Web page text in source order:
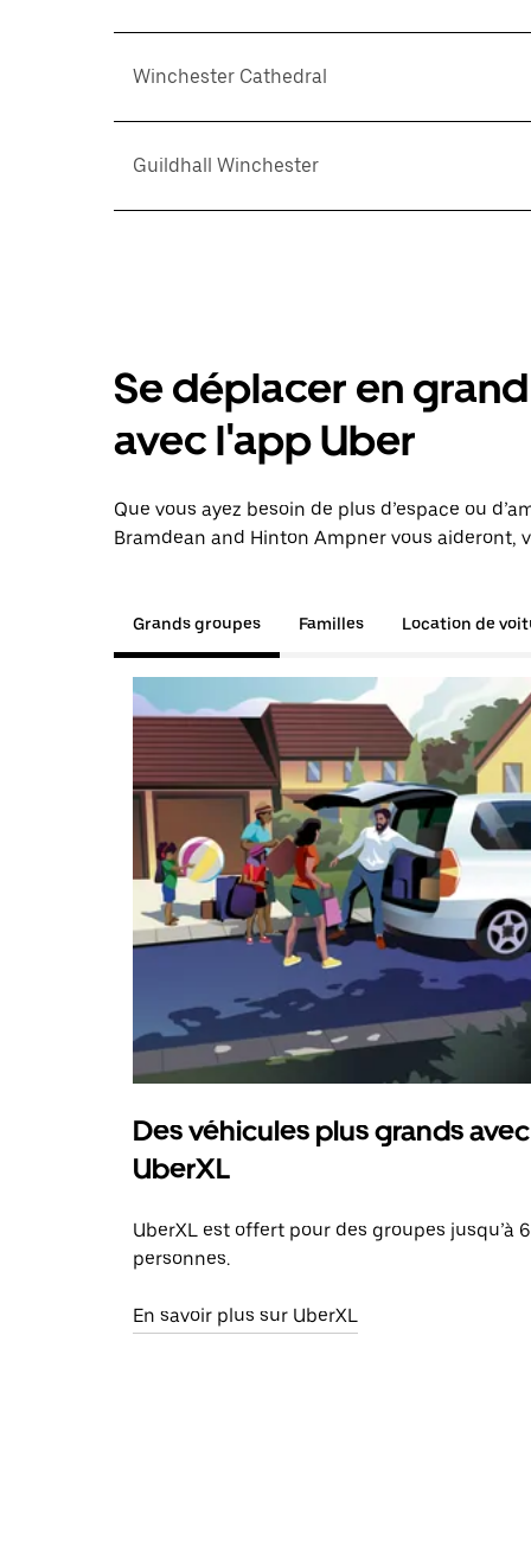
Winchester Cathedral
Guildhall Winchester
Se déplacer en
avec l'app Uber
Que vous ayez besoin de plus d’espace ou
Bramdean and Hinton Ampner vous aideront,
Grands groupes Familles Location de
Des véhicules plus grands avec
UberXL
UberXL est offert pour des groupes jusqu’à 6
personnes.
En savoir plus sur UberXL